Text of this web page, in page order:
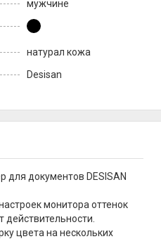
мужчине
натурал кожа
Desisan
для документов DESISAN
монитора оттенок
цвета на нескольких